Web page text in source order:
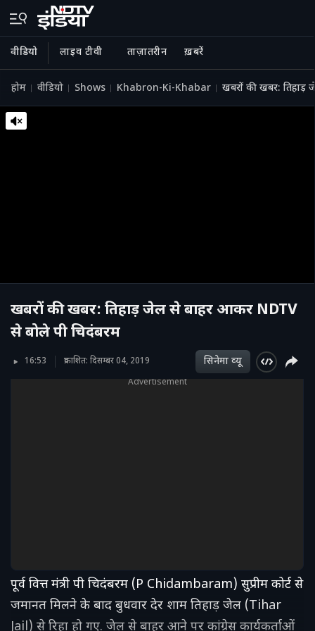
वीडियो लाइव टीवी ताज़ातरीन ख़बरें
होम वीडियो Shows Khabron-Ki-Khabar खबरों की खबर: तिहाड़
खबरों की खबर: तिहाड़ जेल से बाहर आकर NDTV
से बोले पी चिदंबरम
16:53 प्रकाशित: दिसम्बर 04, 2019 सिनेमा व्‍यू
Advertisement
पूर्व वित्त मंत्री पी चिदंबरम (P Chidambaram) सुप्रीम कोर्ट से
जमानत मिलने के बाद बुधवार देर शाम तिहाड़ जेल (Tihar
Jail) से रिहा हो गए. जेल से बाहर आने पर कांग्रेस कार्यकर्ताओं